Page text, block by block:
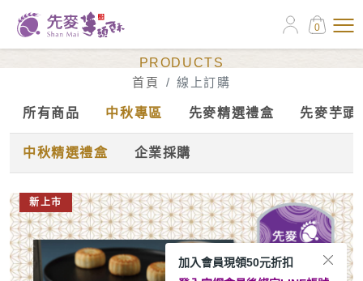
0
PRODUCTS
首頁
線上訂購
所有商品 中秋專區 先麥精選禮盒 先麥芋頭
中秋精選禮盒 企業採購
新上市
加入會員現領50元折扣